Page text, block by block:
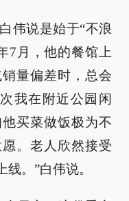
伟说是始于“不浪
7月，他的餐馆上
量偏差时，总会
我在附近公园闲
买菜做饭极为不
。老人欣然接受
。”白伟说。